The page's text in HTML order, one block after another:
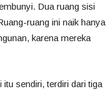
Dua ruang sisi
ruang ini naik hanya
karena mereka
sendiri, terdiri dari tiga